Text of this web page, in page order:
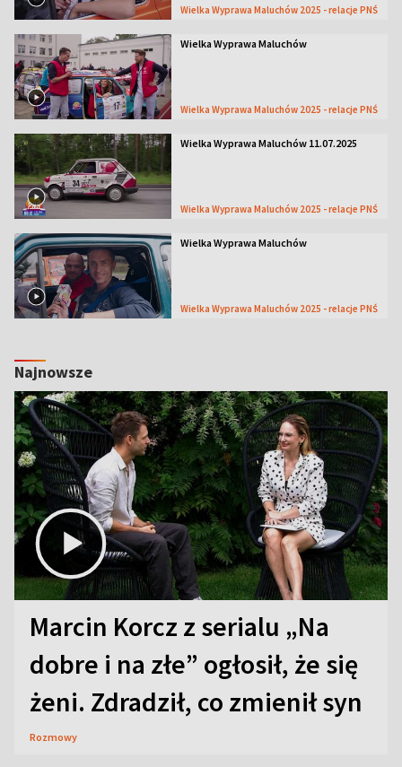
Wielka Wyprawa Maluchów 2025 - relacje PNŚ
Wielka Wyprawa Maluchów
Wielka Wyprawa Maluchów 2025 - relacje PNŚ
Wielka Wyprawa Maluchów 11.07.2025
Wielka Wyprawa Maluchów 2025 - relacje PNŚ
Wielka Wyprawa Maluchów
Wielka Wyprawa Maluchów 2025 - relacje PNŚ
Najnowsze
Marcin Korcz z serialu „Na
dobre i na złe” ogłosił, że się
żeni. Zdradził, co zmienił syn
Rozmowy